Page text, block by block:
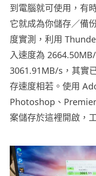
到電腦就可使用，有
它就成為你儲存／備
度實測，利用
入速度為
3061.91MB/s，其實
存速度相若。使用
Photoshop、
案儲存於這裡開啟，